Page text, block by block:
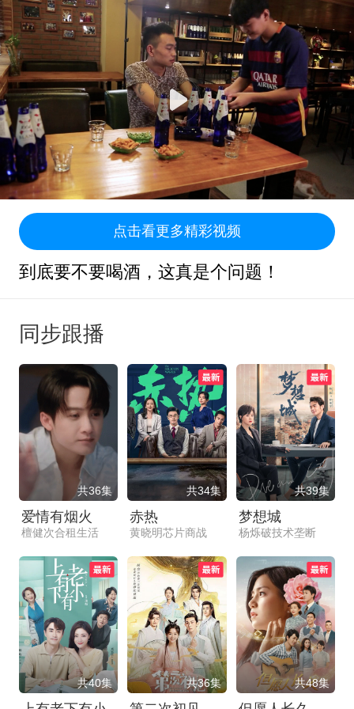
点击看更多精彩视频
到底要不要喝酒，这真是个问题！
同步跟播
共36集
爱情有烟火
檀健次合租生活
共34集
赤热
黄晓明芯片商战
共39集
梦想城
杨烁破技术垄断
共40集 共36集 共48集